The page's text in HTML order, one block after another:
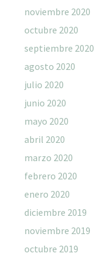
noviembre 2020
octubre 2020
septiembre 2020
agosto 2020
julio 2020
junio 2020
mayo 2020
abril 2020
marzo 2020
febrero 2020
enero 2020
diciembre 2019
noviembre 2019
octubre 2019